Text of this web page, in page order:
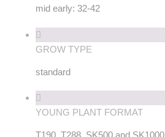
mid early: 32-42
GROW TYPE
standard
YOUNG PLANT FORMAT